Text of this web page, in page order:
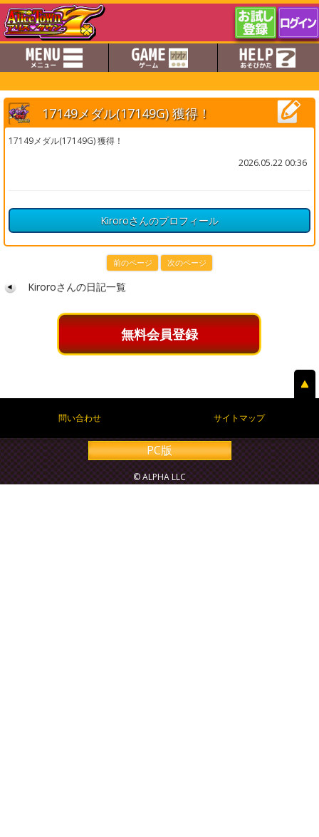
17149メダル(17149G) 獲得！
17149メダル(17149G) 獲得！
2026.05.22 00:36
Kiroroさんのプロフィール
前のページ 次のページ
Kiroroさんの日記一覧
無料会員登録
問い合わせ サイトマップ
PC版
© ALPHA LLC